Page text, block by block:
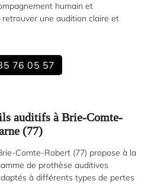
humain et
une audition claire et
76 05 57
auditifs à Brie-Comte-
(77)
Comte-Robert (77) propose à la
de prothèse auditives
à différents types de pertes